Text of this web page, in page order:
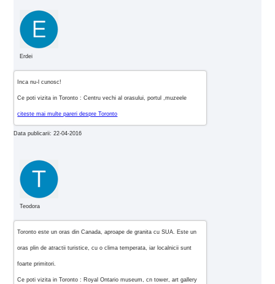
Erdei
Inca nu-l cunosc!
Ce poti vizita in Toronto : Centru vechi al orasului, portul ,muzeele
citeste mai multe pareri despre Toronto
Data publicarii: 22-04-2016
Teodora
Toronto este un oras din Canada, aproape de granita cu SUA. Este un
oras plin de atractii turistice, cu o clima temperata, iar localnicii sunt
foarte primitori.
Ce poti vizita in Toronto : Royal Ontario museum, cn tower, art gallery